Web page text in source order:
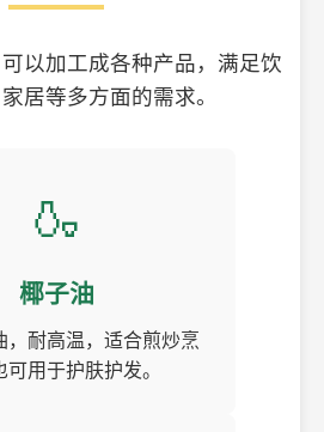
以加工成各种产品，满足饮
居等多方面的需求。
🍶
椰子油
，耐高温，适合煎炒烹
用于护肤护发。